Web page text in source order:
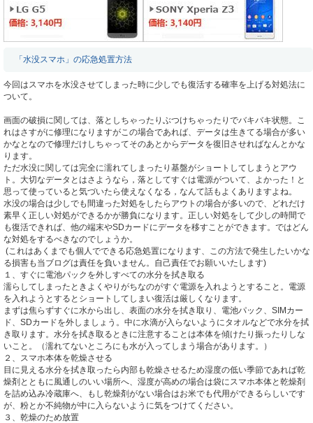
「水没スマホ」の応急処置方法
今回はスマホを水没させてしまった時に少しでも復活する確率を上げる対処法に
ついて。
画面の破損に関しては、落としちゃったりぶつけちゃったりでバキバキ状態。こ
れはさすがに修理になりますがこの場合であれば、データは生きてる場合が多い
かなとなので修理だけしちゃってそのあとからデータを復旧させればなんとかな
ります。
ただ水没に関しては完全に濡れてしまったり基盤がショートしてしまうとアウ
ト。大切なデータとはさようなら，落としてすぐは電源がついて、よかった！と
思って使っていると気づいたら使えなくなる，なんて話もよくありますよね。
水没の場合は少しでも間違った対処をしたらアウトの場合が多いので、どれだけ
素早く正しい対処ができるかが勝負になります。正しい対処をして少しの時間で
も復活できれば、他の端末やSDカードにデータを移すことができます。ではどん
な対処をするべきなのでしょうか。
(これはあくまでも個人でできる応急処置になります、この方法で発生したいかな
る損害も当ブログは責任を負いません。自己責任でお願いいたします)
１、すぐに電池パックを外しすべての水分を拭き取る
濡らしてしまったときよくやりがちなのがすぐ電源を入れようとすること。電源
を入れようとするとショートしてしまい復活は厳しくなります。
まずは焦らずすぐに水から出し、表面の水分を拭き取り、電池パック、SIMカー
ド、SDカードを外しましょう。中に水滴が入らないようにタオルなどで水分を拭
き取ります。水分を拭き取るときに注意することは本体を傾けたり振ったりしな
いこと。（濡れてないところにも水が入ってしまう場合があります。）
２、スマホ本体を乾燥させる
目に見える水分を拭き取ったら内部も乾燥させるため湿度の低い季節であれば乾
燥剤とともに風通しのいい場所へ、湿度が高めの場合は袋にスマホ本体と乾燥剤
を詰め込み冷蔵庫へ、もし乾燥剤がない場合はお米でも代用ができるらしいです
が、粉とか不純物が中に入らないように気をつけてください。
３、乾燥のため放置